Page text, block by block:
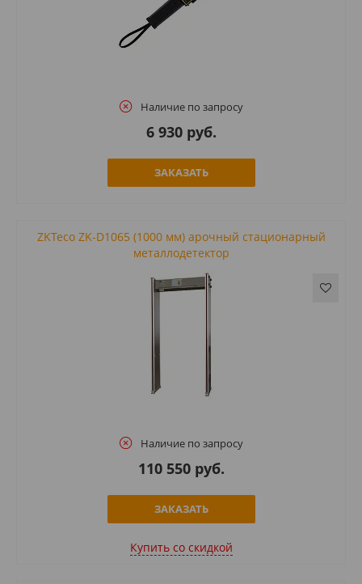
Наличие по запросу
6 930 руб.
ЗАКАЗАТЬ
ZKTeco ZK-D1065 (1000 мм) арочный стационарный
металлодетектор
Наличие по запросу
110 550 руб.
ЗАКАЗАТЬ
Купить cо скидкой